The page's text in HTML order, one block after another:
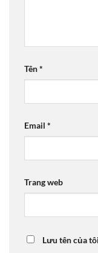
Tên*
Email *
Trang web
Lưu tên của